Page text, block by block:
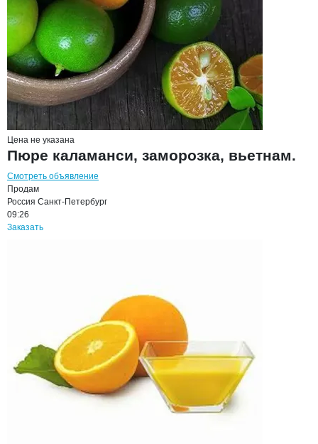
Цена не указана
Пюре каламанси, заморозка, вьетнам.
Смотреть объявление
Продам
Россия Санкт-Петербург
09:26
Заказать